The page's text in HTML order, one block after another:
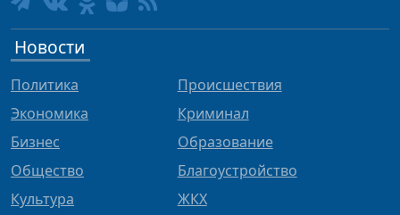
Новости
Политика
Экономика
Бизнес
Общество
Культура
Происшествия
Криминал
Образование
Благоустройство
ЖКХ